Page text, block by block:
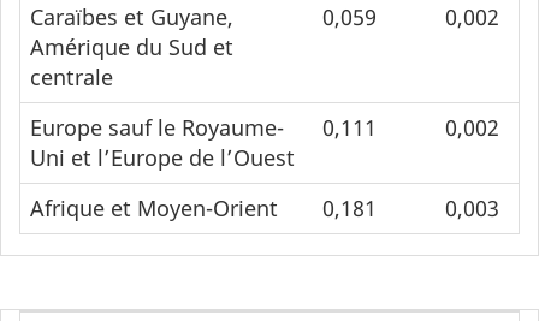
Caraïbes et Guyane,
Amérique du Sud et
centrale
0,059 0,002
Europe sauf le Royaume-
Uni et l’Europe de l’Ouest
0,111 0,002
Afrique et Moyen-Orient 0,181 0,003